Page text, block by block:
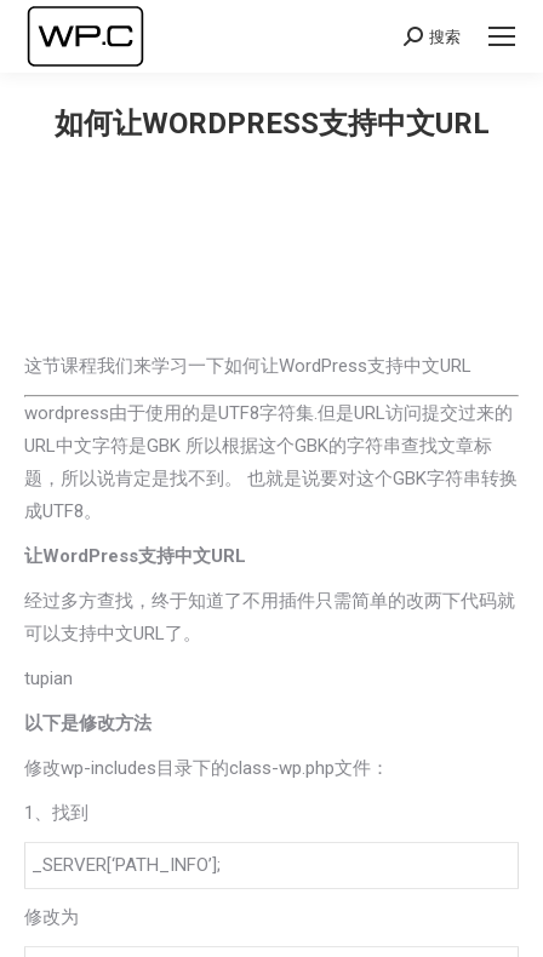
Search:
搜索
如何让WORDPRESS支持中文URL
这节课程我们来学习一下如何让WordPress支持中文URL
wordpress由于使用的是UTF8字符集.但是URL访问提交过来的
URL中文字符是GBK 所以根据这个GBK的字符串查找文章标
题，所以说肯定是找不到。 也就是说要对这个GBK字符串转换
成UTF8。
让WordPress支持中文URL
经过多方查找，终于知道了不用插件只需简单的改两下代码就
可以支持中文URL了。
tupian
以下是修改方法
修改wp-includes目录下的class-wp.php文件：
1、找到
_SERVER[‘PATH_INFO’];
修改为